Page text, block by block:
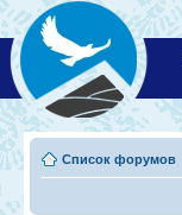
Список форумов